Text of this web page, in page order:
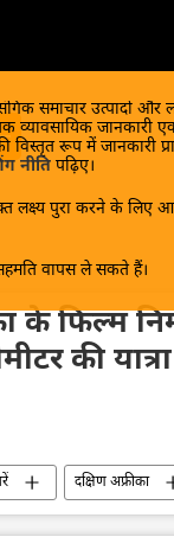
समाचार उत्पादों और
जानकारी
रूप में जानकारी
नीति पढ़िए।
पुरा करने के लिए
वापस ले सकते हैं।
के फिल्म
की
दक्षिण अफ्रीका